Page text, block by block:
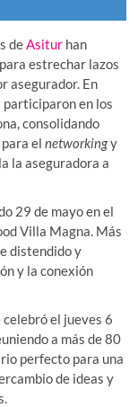
deAsitur han
estrechar lazos
asegurador. En
participaron en los
consolidando
para elnetworkingy
la aseguradora a
29 de mayo en el
Villa Magna. Más
distendido y
y la conexión
celebró el jueves 6
a más de 80
perfecto para una
de ideas y